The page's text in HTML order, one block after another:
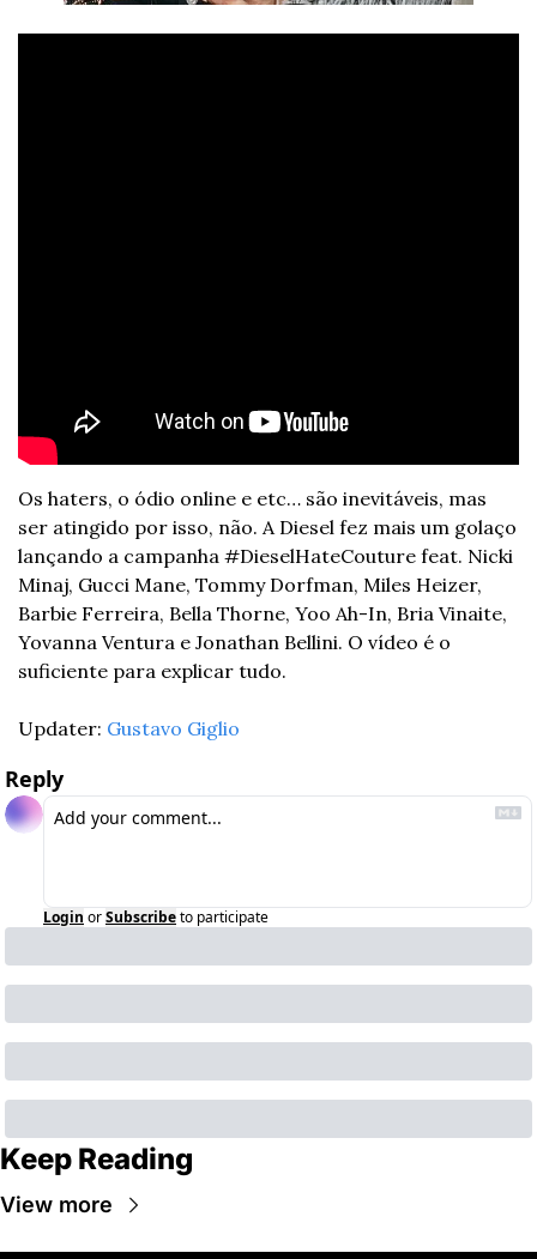
Os haters, o ódio online e etc… são inevitáveis, mas
ser atingido por isso, não. A Diesel fez mais um golaço
lançando a campanha #DieselHateCouture feat. Nicki
Minaj, Gucci Mane, Tommy Dorfman, Miles Heizer,
Barbie Ferreira, Bella Thorne, Yoo Ah-In, Bria Vinaite,
Yovanna Ventura e Jonathan Bellini. O vídeo é o
suficiente para explicar tudo.
Updater: Gustavo Giglio
Reply
Login orSubscribeto participate
Keep Reading
View more